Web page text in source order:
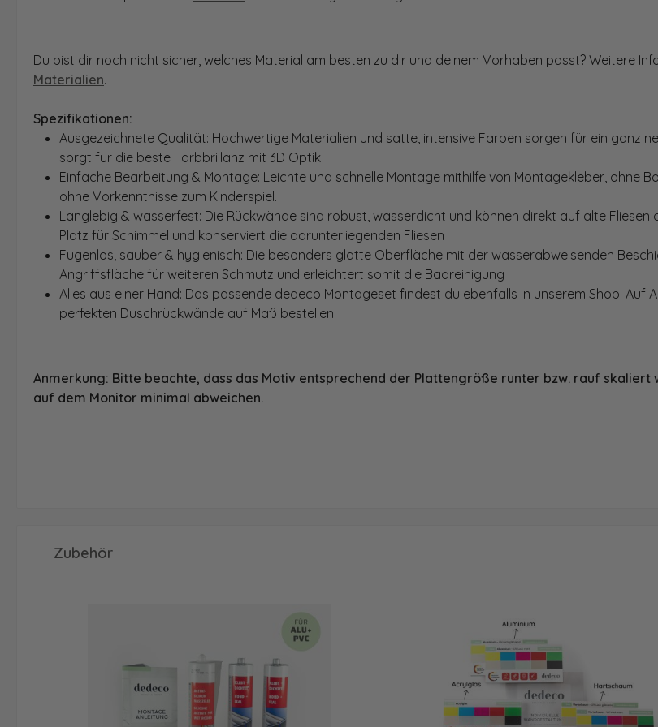
Du bist dir noch nicht sicher, welches Material am besten zu dir und deinem Vorhaben passt? Weitere
Materialien.
Spezifikationen:
Ausgezeichnete Qualität: Hochwertige Materialien und satte, intensive Farben sorgen für ein ganz
sorgt für die beste Farbbrillanz mit 3D Optik
Einfache Bearbeitung & Montage: Leichte und schnelle Montage mithilfe von Montagekleber, ohne
ohne Vorkenntnisse zum Kinderspiel.
Langlebig & wasserfest: Die Rückwände sind robust, wasserdicht und können direkt auf alte
Platz für Schimmel und konserviert die darunterliegenden Fliesen
Fugenlos, sauber & hygienisch: Die besonders glatte Oberfläche mit der wasserabweisenden
Angriffsfläche für weiteren Schmutz und erleichtert somit die Badreinigung
Alles aus einer Hand: Das passende dedeco Montageset findest du ebenfalls in unserem Shop.
perfekten Duschrückwände auf Maß bestellen
Anmerkung: Bitte beachte, dass das Motiv entsprechend der Plattengröße runter bzw. rauf
auf dem Monitor minimal abweichen.
Produktgalerie überspringen
Zubehör